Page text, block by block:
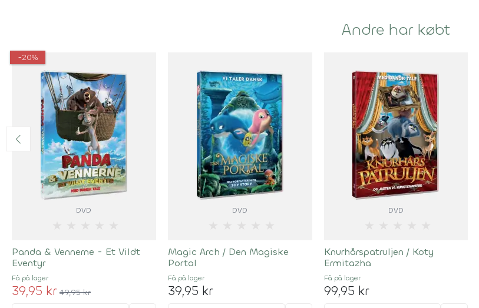
Andre har købt
-20%
DVD
Panda & Vennerne - Et Vildt
Eventyr
Få på lager
39,95 kr 49,95 kr
DVD
Magic Arch / Den Magiske
Portal
Få på lager
39,95 kr
DVD
Knurhårspatruljen / Koty
Ermitazha
Få på lager
99,95 kr